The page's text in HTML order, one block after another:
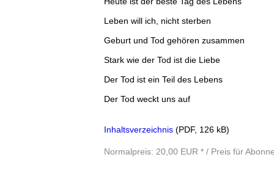
Leben will ich, nicht sterben
Geburt und Tod gehören zusammen
Stark wie der Tod ist die Liebe
Der Tod ist ein Teil des Lebens
Der Tod weckt uns auf
Inhaltsverzeichnis (PDF, 126 kB)
Normalpreis: 20,00 EUR * / Preis für